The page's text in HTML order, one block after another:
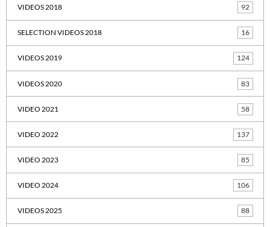
VIDEOS 2018 92
SELECTION VIDEOS 2018 16
VIDEOS 2019 124
VIDEOS 2020 83
VIDEO 2021 58
VIDEO 2022 137
VIDEO 2023 85
VIDEO 2024 106
VIDEOS 2025 88